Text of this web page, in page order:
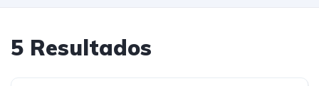
5 Resultados